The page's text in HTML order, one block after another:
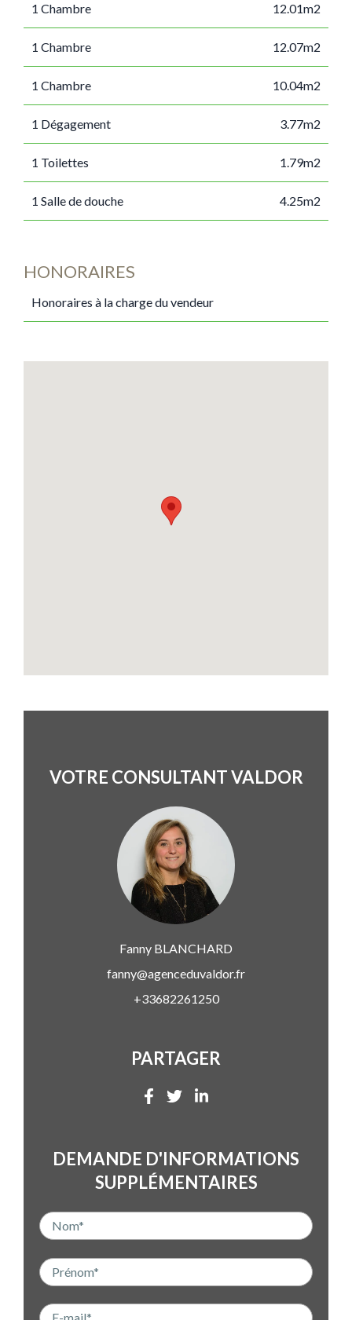
1 Chambre 12.01m2
1 Chambre 12.07m2
1 Chambre 10.04m2
1 Dégagement 3.77m2
1 Toilettes 1.79m2
1 Salle de douche 4.25m2
HONORAIRES
Honoraires à la charge du vendeur
VOTRE CONSULTANT VALDOR
Fanny BLANCHARD
fanny@agenceduvaldor.fr
+33682261250
PARTAGER
DEMANDE D'INFORMATIONS
SUPPLÉMENTAIRES